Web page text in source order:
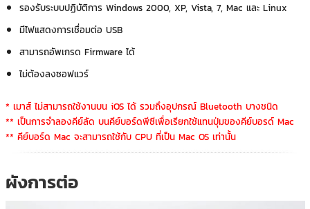
รองรับระบบปฏิบัติการ Windows 2000, XP, Vista, 7, Mac และ Linux
มีไฟแสดงการเชื่อมต่อ USB
สามารถอัพเกรด Firmware ได้
ไม่ต้องลงซอฟแวร์
* เมาส์ ไม่สามารถใช้งานบน iOS ได้ รวมถึงอุปกรณ์ Bluetooth บางชนิด
** เป็นการจำลองคีย์ลัด บนคีย์บอร์ดพีซีเพื่อเรียกใช้แทนปุ่มของคีย์บอรด์ Mac
** คีย์บอร์ด Mac จะสามารถใช้กับ CPU ที่เป็น Mac OS เท่านั้น
ผังการต่อ